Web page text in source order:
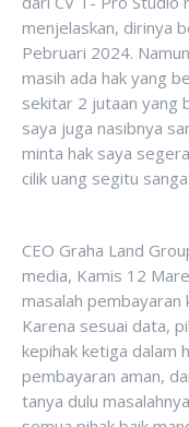
menjelaskan, dirinya
Pebruari 2024.
masih ada hak yang
sekitar 2 jutaan yang
saya juga nasibnya
minta hak saya
cilik uang segitu
CEO Graha Land
media, Kamis 12
masalah pembayaran
Karena sesuai data,
kepihak ketiga dalam
pembayaran aman,
tanya dulu